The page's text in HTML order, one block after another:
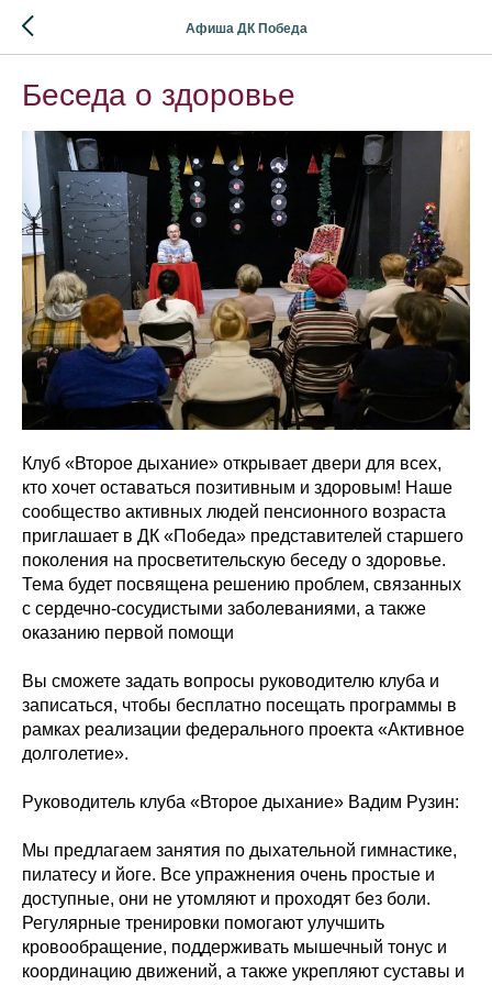
Афиша ДК Победа
Беседа о здоровье
Клуб «Второе дыхание» открывает двери для всех,
кто хочет оставаться позитивным и здоровым! Наше
сообщество активных людей пенсионного возраста
приглашает в ДК «Победа» представителей старшего
поколения на просветительскую беседу о здоровье.
Тема будет посвящена решению проблем, связанных
с сердечно-сосудистыми заболеваниями, а также
оказанию первой помощи
Вы сможете задать вопросы руководителю клуба и
записаться, чтобы бесплатно посещать программы в
рамках реализации федерального проекта «Активное
долголетие».
Руководитель клуба «Второе дыхание» Вадим Рузин:
Мы предлагаем занятия по дыхательной гимнастике,
пилатесу и йоге. Все упражнения очень простые и
доступные, они не утомляют и проходят без боли.
Регулярные тренировки помогают улучшить
кровообращение, поддерживать мышечный тонус и
координацию движений, а также укрепляют суставы и